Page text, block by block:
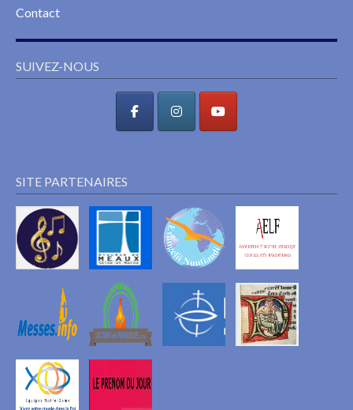
Contact
SUIVEZ-NOUS
SITE PARTENAIRES